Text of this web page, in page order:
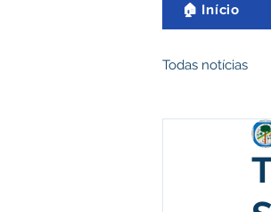
🏠 Início
Todas notícias
Clima e